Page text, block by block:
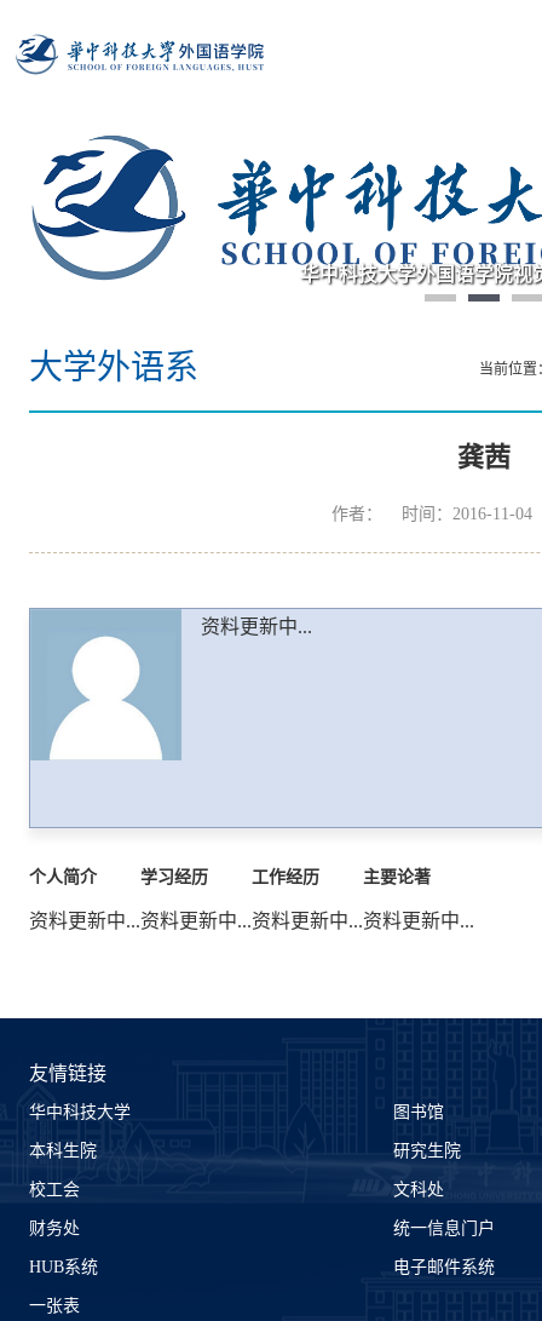
华中科技大学外国语学院视
大学外语系 当前位
龚茜
作者： 时间：2016-11-
资料更新中...
个人简介
资料更新中...
学习经历
资料更新中...
工作经历
资料更新中...
主要论著
资料更新中...
友情链接
华中科技大学 图书馆
本科生院 研究生院
校工会 文科处
财务处 统一信息门户
HUB系统 电子邮件系统
一张表